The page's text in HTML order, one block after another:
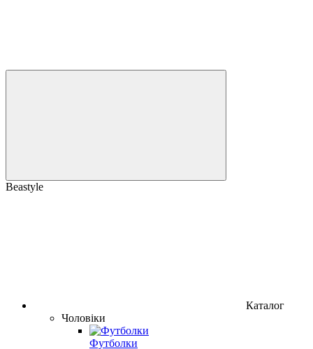
Beastyle
Каталог
Чоловіки
Футболки